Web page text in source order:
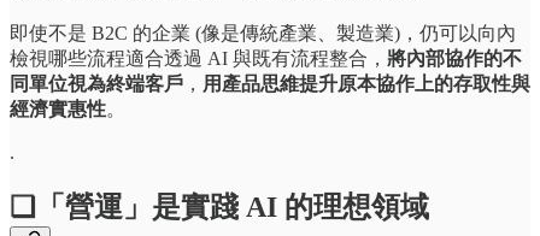
即使不是 B2C 的企業 (像是傳統產業、製造業)，仍可以向內
檢視哪些流程適合透過 AI 與既有流程整合， 將內部協作的不
同單位視為終端客戶 ， 用產品思維提升原本協作上的存取性與
經濟實惠性。
.
❏「營運」是實踐 AI 的理想領域